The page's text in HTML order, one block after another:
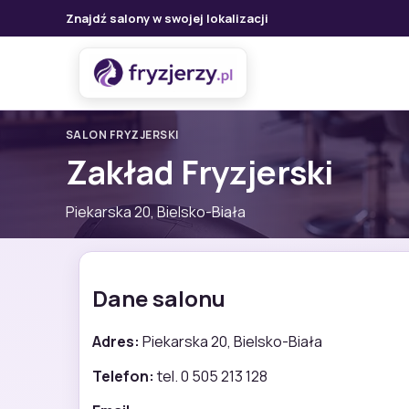
Znajdź salony w swojej lokalizacji
SALON FRYZJERSKI
Zakład Fryzjerski
Piekarska 20, Bielsko-Biała
Dane salonu
Adres: Piekarska 20, Bielsko-Biała
Telefon: tel. 0 505 213 128